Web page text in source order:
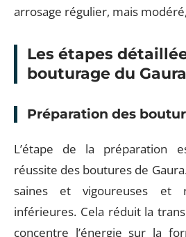
arrosage régulier, mais
Les étapes
bouturage du
Préparation des
L’étape de la préparation
réussite des boutures de
saines et vigoureuses et
inférieures. Cela réduit la
concentre l’énergie sur la